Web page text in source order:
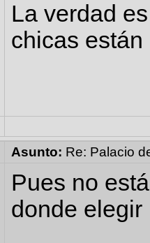
La verdad
chicas
Asunto: Re: Palacio
Pues no
donde elegir